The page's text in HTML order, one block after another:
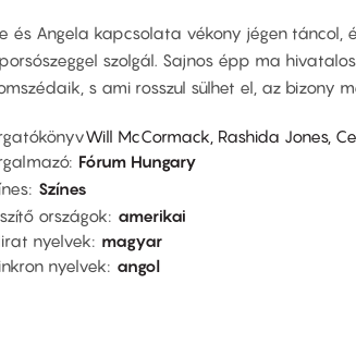
és Angela kapcsolata vékony jégen táncol,
szolgál. Sajnos épp ma
s ami rosszul sülhet el, az bizony
Will McCormack, Rashida Jones,
Fórum Hungary
Színes
országok
amerikai
nyelvek
magyar
nyelvek
angol